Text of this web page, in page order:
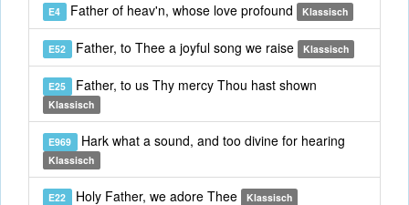
E4 Father of heav'n, whose love profound Klassisch
E52 Father, to Thee a joyful song we raise Klassisch
E25 Father, to us Thy mercy Thou hast shown
Klassisch
E969 Hark what a sound, and too divine for hearing
Klassisch
E22 Holy Father, we adore Thee Klassisch